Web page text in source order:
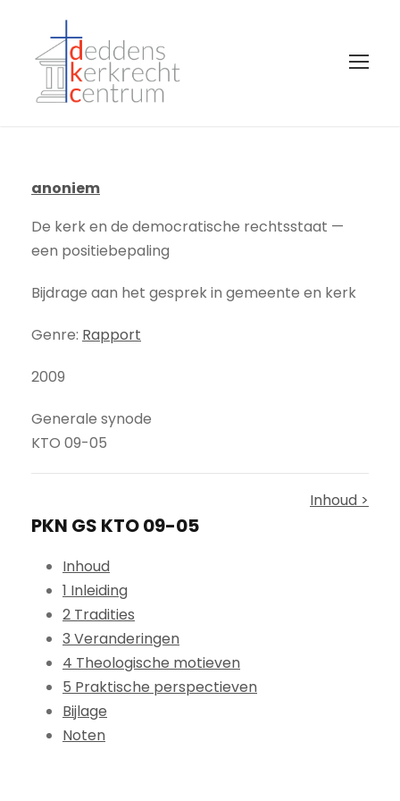
anoniem
De kerk en de democratische rechtsstaat —
een positiebepaling
Bijdrage aan het gesprek in gemeente en kerk
Genre: Rapport
2009
Generale synode
KTO 09-05
Inhoud >
PKN GS KTO 09-05
Inhoud
1 Inleiding
2 Tradities
3 Veranderingen
4 Theologische motieven
5 Praktische perspectieven
Bijlage
Noten